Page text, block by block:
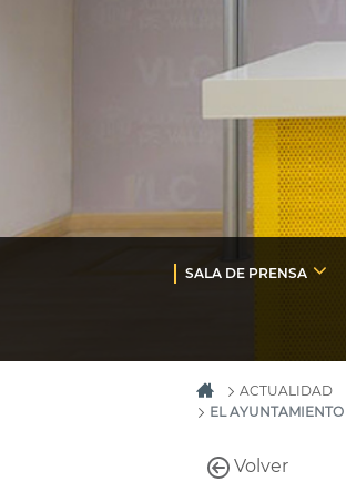
SALA DE PRENSA
ACTUALIDAD
EL
Volver